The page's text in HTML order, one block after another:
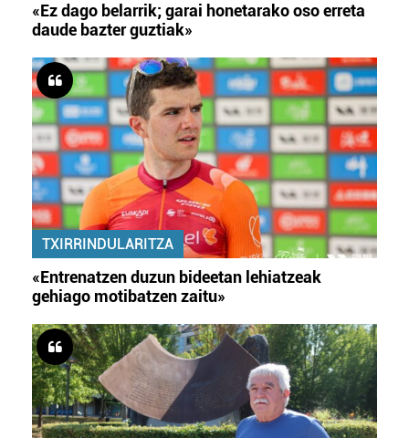
«Ez dago belarrik; garai honetarako oso erreta
daude bazter guztiak»
TXIRRINDULARITZA
«Entrenatzen duzun bideetan lehiatzeak
gehiago motibatzen zaitu»